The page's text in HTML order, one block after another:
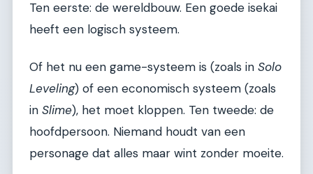
Ten eerste: de wereldbouw. Een goede isekai
heeft een logisch systeem.
Of het nu een game-systeem is (zoals in Solo
Leveling) of een economisch systeem (zoals
in Slime), het moet kloppen. Ten tweede: de
hoofdpersoon. Niemand houdt van een
personage dat alles maar wint zonder moeite.